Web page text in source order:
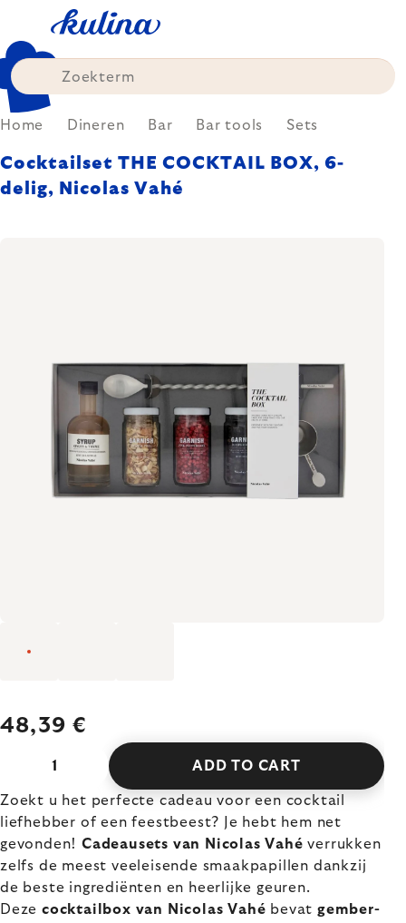
content
Home Dineren Bar Bar tools Sets
Cocktailset THE COCKTAIL BOX, 6-
delig, Nicolas Vahé
48,39 €
ADD TO CART
Zoekt u het perfecte cadeau voor een cocktail
liefhebber of een feestbeest? Je hebt hem net
gevonden!Cadeausets van Nicolas Vahé verrukken
zelfs de meest veeleisende smaakpapillen dankzij
de beste ingrediënten en heerlijke geuren.
Deze cocktailbox van Nicolas Vahé bevatgember-